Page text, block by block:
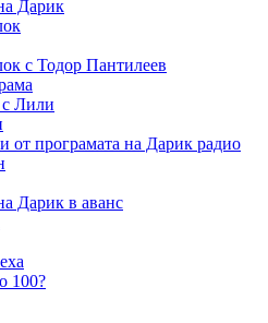
Дарик
с Тодор Пантилеев
Лили
от програмата на Дарик радио
Дарик в аванс
100?